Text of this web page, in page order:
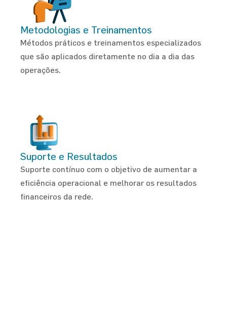
Metodologias e Treinamentos
Métodos práticos e treinamentos especializados
que são aplicados diretamente no dia a dia das
operações.
Suporte e Resultados
Suporte contínuo com o objetivo de aumentar a
eficiência operacional e melhorar os resultados
financeiros da rede.